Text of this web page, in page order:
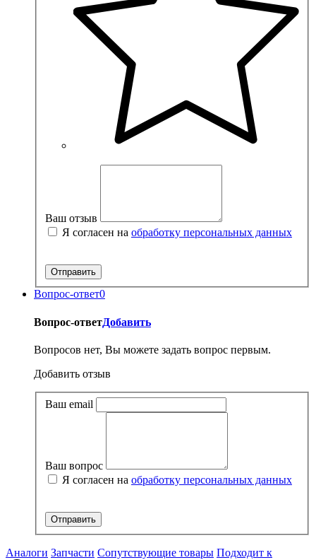
Ваш отзыв
Я согласен на обработку персональных данных
Вопрос-ответ0
Вопрос-ответДобавить
Вопросов нет, Вы можете задать вопрос первым.
Добавить отзыв
Ваш email
Ваш вопрос
Я согласен на обработку персональных данных
Аналоги Запчасти Сопутствующие товары Подходит к